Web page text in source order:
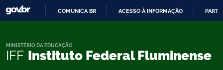
CONTEÚDO
COMUNICA BR ACESSO À INFORMAÇÃO
IFF Instituto Federal Fluminense
MINISTÉRIO DA EDUCAÇÃO